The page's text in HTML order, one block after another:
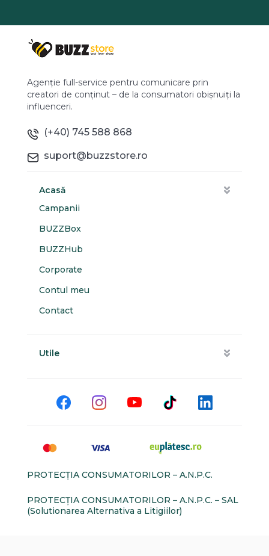
Agenție full-service pentru comunicare prin
creatori de conținut – de la consumatori obișnuiți la
influenceri.
(+40) 745 588 868
suport@buzzstore.ro
Acasă
Campanii
BUZZBox
BUZZHub
Corporate
Contul meu
Contact
Utile
PROTECŢIA CONSUMATORILOR – A.N.P.C.
PROTECŢIA CONSUMATORILOR – A.N.P.C. – SAL
(Solutionarea Alternativa a Litigiilor)